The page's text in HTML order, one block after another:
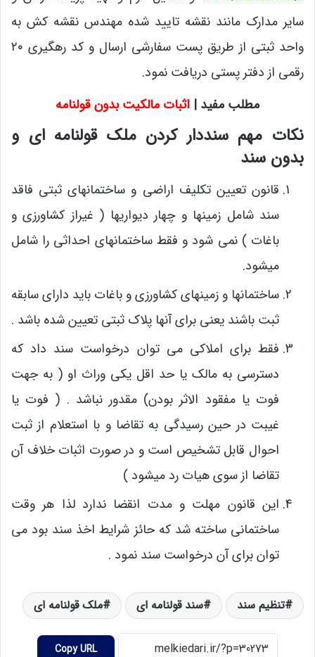
سایر مدارک مانند نقشه تایید شده مهندس نقشه کش به
واحد ثبتی از طریق پست سفارشی ارسال و کد رهگیری ۲۰
رقمی از دفتر پستی دریافت نمود.
مطلب مفید | اثبات مالکیت بدون قولنامه
نکات مهم سنددار کردن ملک قولنامه ای و
بدون سند
قانون تعیین تکلیف اراضی و ساختمانهای ثبتی فاقد
سند شامل زمینها و چهار دیواریها ( غیراز کشاورزی و
باغات ) نمی شود و فقط ساختمانهای احداثی را شامل
میشود.
ساختمانها و زمینهای کشاورزی و باغات باید دارای سابقه
ثبت باشند یعنی برای آنها پلاک ثبتی تعیین شده باشد .
فقط برای املاکی می توان درخواست سند داد که
دسترسی به مالک یا حد اقل یکی وراث او ( به جهت
فوت یا مفقود الاثر بودن) مقدور نباشد . ( فوت یا
غیبت در حین رسیدگی به تقاضا و با استعلام از ثبت
احوال قابل تشخیص است و در صورت اثبات خلاف آن
تقاضا از سوی هیات رد میشود )
این قانون مهلت و مدت انقضا ندارد لذا هر وقت
ساختمانی ساخته شد که حائز شرایط اخذ سند بود می
توان برای آن درخواست سند نمود .
تنظیم سند سند قولنامه ای ملک قولنامه ای
Copy URL